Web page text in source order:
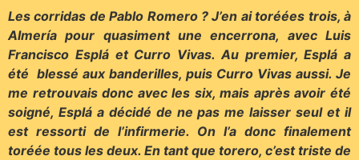
Les corridas de Pablo Romero ? J’en ai toréées trois, à
Almería pour quasiment une encerrona, avec Luis
Francisco Esplá et Curro Vivas. Au premier, Esplá a
été blessé aux banderilles, puis Curro Vivas aussi. Je
me retrouvais donc avec les six, mais après avoir été
soigné, Esplá a décidé de ne pas me laisser seul et il
est ressorti de l’infirmerie. On l’a donc finalement
toréée tous les deux. En tant que torero, c’est triste de